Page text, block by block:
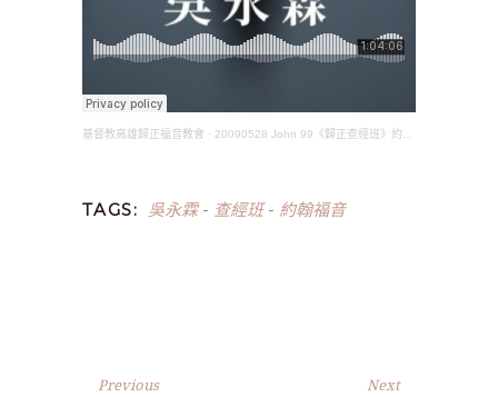
基督教高雄歸正福音教會 · 20090528 John 99《歸正查經班》約翰福音(吳永霖長老)
TAGS: 吳永霖- 查經班- 約翰福音
Previous Next